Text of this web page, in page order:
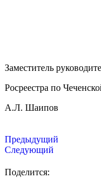
Заместитель
Росреестра по
А.Л. Шаипов
Предыдущий
Следующий
Поделится: